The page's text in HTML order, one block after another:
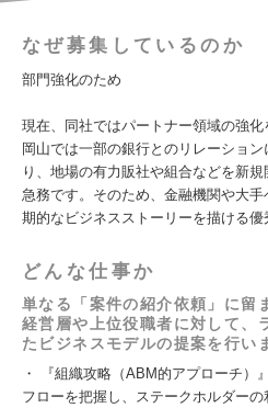
なぜ募集しているのか
部門強化のため
現在、同社ではパートナー領域の強化
岡山では一部の銀行とのリレーショ
り、地場の有力販社や組合などを新
急務です。そのため、金融機関や大
期的なビジネスストーリーを描ける優
どんな仕事か
単なる「案件の紹介依頼」に留
経営層や上位役職者に対して、
たビジネスモデルの提案を行い
・ 『組織攻略（ABM的アプローチ）
フローを把握し、ステークホルダー